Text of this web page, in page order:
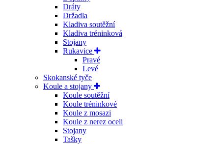
Dráty
Držadla
Kladiva soutěžní
Kladiva tréninková
Stojany
Rukavice
Pravé
Levé
Skokanské tyče
Koule a stojany
Koule soutěžní
Koule tréninkové
Koule z mosazi
Koule z nerez oceli
Stojany
Tašky